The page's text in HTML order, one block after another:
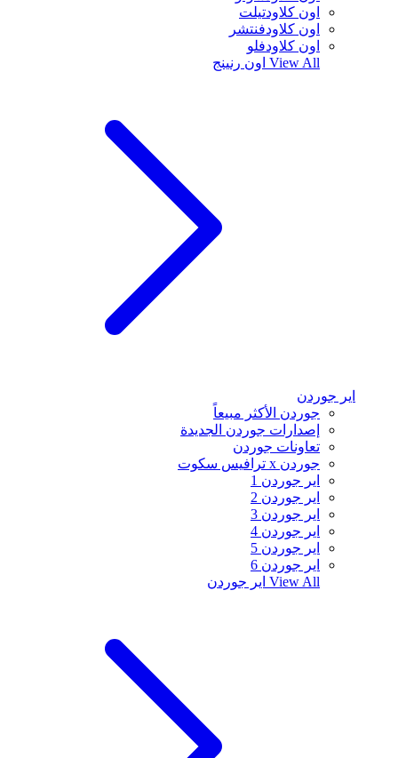
اون كلاودتيلت
اون كلاودفنتشر
اون كلاودفلو
View All اون رنينج
اير جوردن
جوردن الأكثر مبيعاً
إصدارات جوردن الجديدة
تعاونات جوردن
جوردن x ترافيس سكوت
اير جوردن 1
اير جوردن 2
اير جوردن 3
اير جوردن 4
اير جوردن 5
اير جوردن 6
View All اير جوردن